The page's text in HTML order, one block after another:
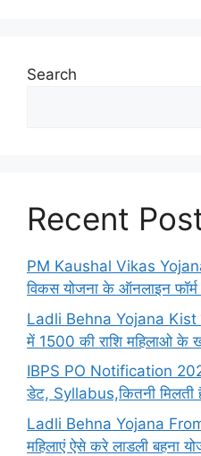
Search
Recent
PM Kaushal Vikas
विकस योजना के ऑनलाइन
Ladli Behna Yojana Kist
में 1500 की राशि महिलाओ के
IBPS PO Notification
डेट, Syllabus,कितनी
Ladli Behna Yojana
महिलाएं ऐसे करे लाडली बहना